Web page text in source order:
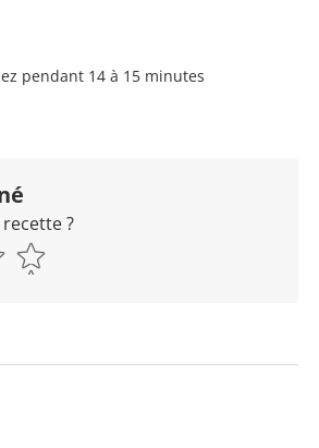
pendant 14 à 15 minutes
?